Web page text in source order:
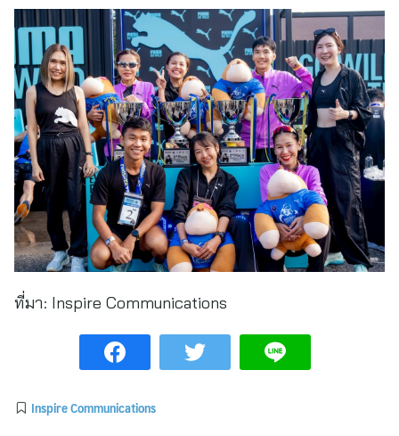
ที่มา: Inspire Communications
Inspire Communications